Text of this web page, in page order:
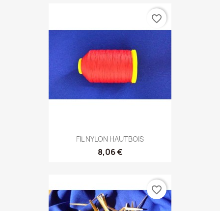
FIL NYLON HAUTBOIS
8,06 €
favorite_border
favorite_border